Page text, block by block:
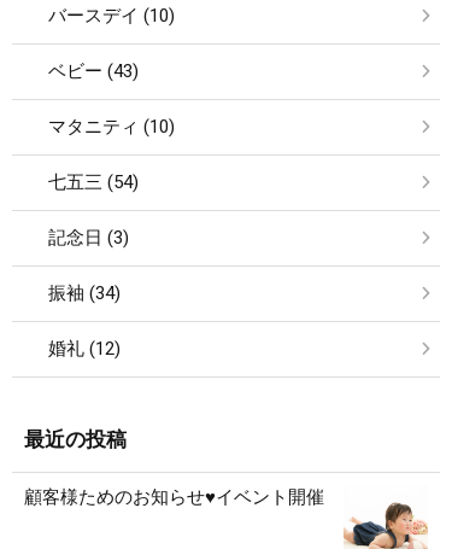
バースデイ (10)
ベビー (43)
マタニティ (10)
七五三 (54)
記念日 (3)
振袖 (34)
婚礼 (12)
最近の投稿
顧客様ためのお知らせ♥イベント開催